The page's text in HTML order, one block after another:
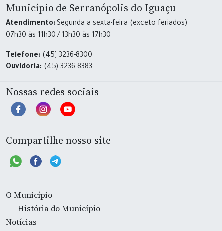
Município de Serranópolis do Iguaçu
Atendimento: Segunda a sexta-feira (exceto feriados)
07h30 às 11h30 / 13h30 às 17h30
Telefone: (45) 3236-8300
Ouvidoria: (45) 3236-8383
Nossas redes sociais
Compartilhe nosso site
O Município
História do Município
Notícias